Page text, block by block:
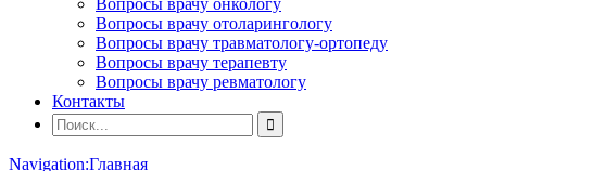
Вопросы врачу онкологу
Вопросы врачу отоларингологу
Вопросы врачу травматологу-ортопеду
Вопросы врачу терапевту
Вопросы врачу ревматологу
Контакты
Navigation:Главная